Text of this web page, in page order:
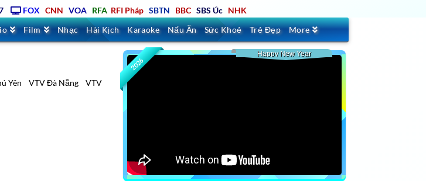
FOX CNN VOA RFA RFI Pháp SBTN BBC SBS Úc NHK
Film Nhạc Hài Kịch Karaoke Nấu Ăn Sức Khoẻ Trẻ Đẹp More
Yên VTV Đà Nẵng
VTV
2026
Happy New Year